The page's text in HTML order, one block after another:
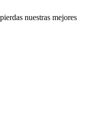
nuestras mejores